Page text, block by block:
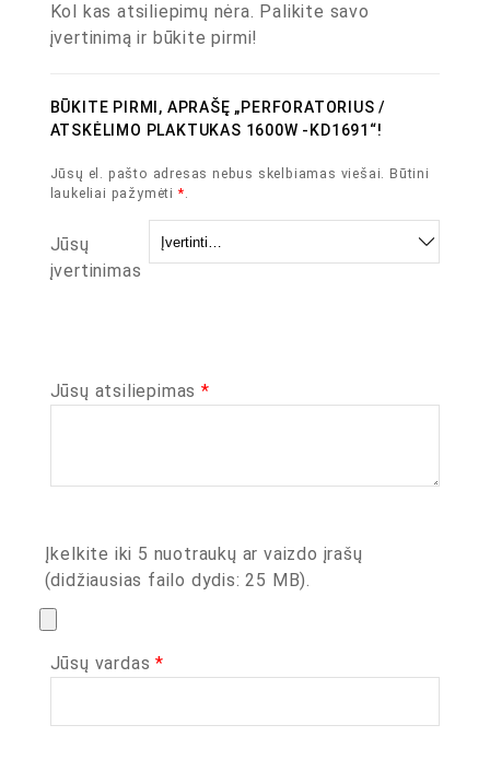
Kol kas atsiliepimų nėra. Palikite savo
įvertinimą ir būkite pirmi!
BŪKITE PIRMI, APRAŠĘ „PERFORATORIUS /
ATSKĖLIMO PLAKTUKAS 1600W -KD1691“!
Jūsų el. pašto adresas nebus skelbiamas viešai. Būtini
laukeliai pažymėti *.
Jūsų
įvertinimas
Jūsų atsiliepimas *
Įkelkite iki 5 nuotraukų ar vaizdo įrašų
(didžiausias failo dydis: 25 MB).
Jūsų vardas*